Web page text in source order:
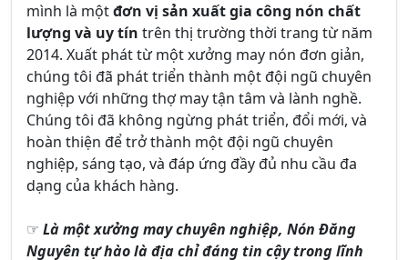
mình là mộtđơn vị sản xuất gia công nón chất
lượng và uy tín trên thị trường thời trang từ năm
2014. Xuất phát từ một xưởng may nón đơn giản,
chúng tôi đã phát triển thành một đội ngũ chuyên
nghiệp với những thợ may tận tâm và lành nghề.
Chúng tôi đã không ngừng phát triển, đổi mới, và
hoàn thiện để trở thành một đội ngũ chuyên
nghiệp, sáng tạo, và đáp ứng đầy đủ nhu cầu đa
dạng của khách hàng.
☞ Là một xưởng may chuyên nghiệp, Nón Đăng
Nguyên tự hào là địa chỉ đáng tin cậy trong lĩnh